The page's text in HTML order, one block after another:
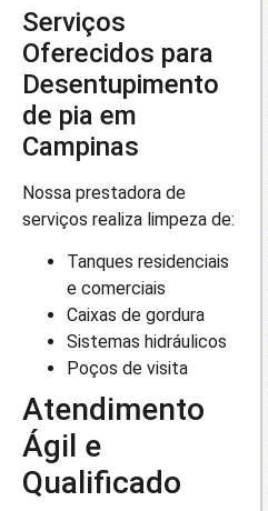
Serviços
Oferecidos para
Desentupimento
de pia em
Campinas
Nossa prestadora de
serviços realiza limpeza de:
Tanques residenciais
e comerciais
Caixas de gordura
Sistemas hidráulicos
Poços de visita
Atendimento
Ágil e
Qualificado